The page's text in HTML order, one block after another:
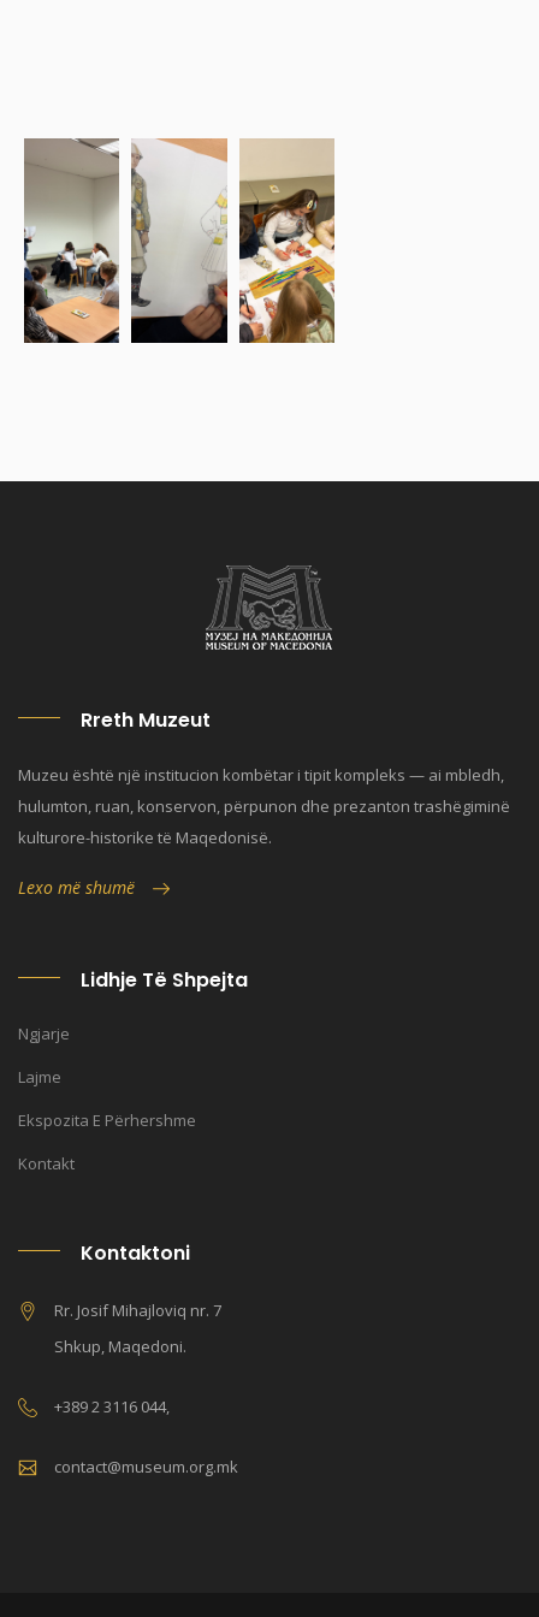
Rreth Muzeut
Muzeu është një institucion kombëtar i tipit kompleks — ai mbledh,
hulumton, ruan, konservon, përpunon dhe prezanton trashëgiminë
kulturore-historike të Maqedonisë.
Lexo më shumë
Lidhje Të Shpejta
Ngjarje
Lajme
Ekspozita E Përhershme
Kontakt
Kontaktoni
Rr. Josif Mihajloviq nr. 7
Shkup, Maqedoni.
+389 2 3116 044,
contact@museum.org.mk